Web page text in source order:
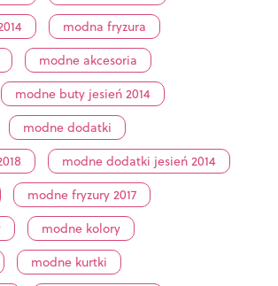
modna fryzura
modne akcesoria
modne buty jesień 2014
modne dodatki
modne dodatki jesień 2014
modne fryzury 2017
modne kolory
modne kurtki